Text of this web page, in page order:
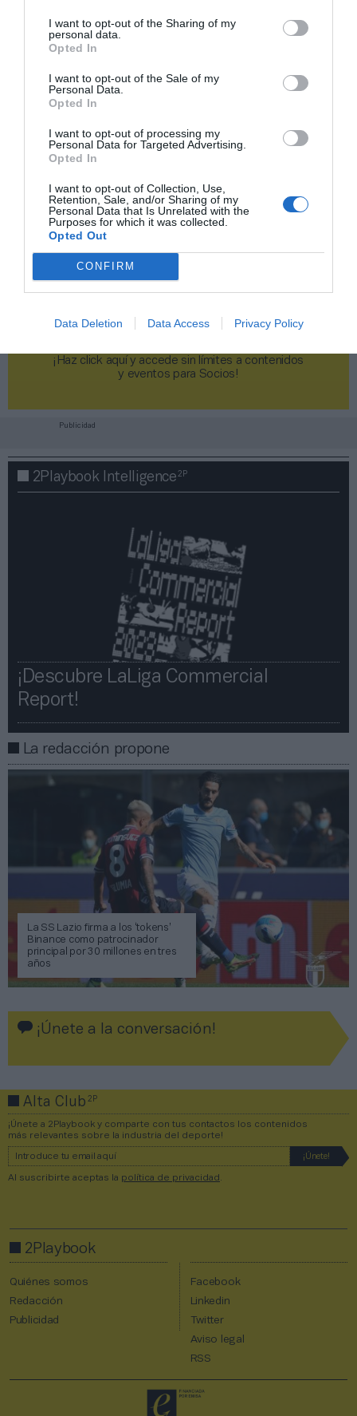
I want to opt-out of the Sharing of my
personal data.
Opted In
I want to opt-out of the Sale of my
Personal Data.
Opted In
I want to opt-out of processing my
Personal Data for Targeted Advertising.
Opted In
I want to opt-out of Collection, Use,
Retention, Sale, and/or Sharing of my
Personal Data that Is Unrelated with the
Purposes for which it was collected.
Opted Out
CONFIRM
Data Deletion Data Access Privacy Policy
Publicidad
2Playbook Club
¡Haz click aquí y accede sin límites a contenidos
y eventos para Socios!​​​​​​​
Publicidad
2Playbook Intelligence2P
¡Descubre LaLiga Commercial
Report!​​
La redacción propone
La SS Lazio firma a los ‘tokens’
Binance como patrocinador
principal por 30 millones en tres
años
¡Únete a la conversación!
Alta Club2P
¡Únete a 2Playbook y comparte con tus contactos los contenidos
más relevantes sobre la industria del deporte!
Al suscribirte aceptas la política de privacidad
2Playbook
Quiénes somos
Redacción
Publicidad
Facebook
Linkedin
Twitter
Aviso legal
RSS